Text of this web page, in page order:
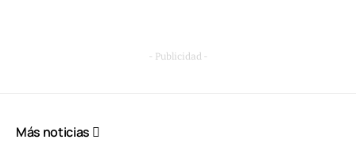
- Publicidad -
Más noticias